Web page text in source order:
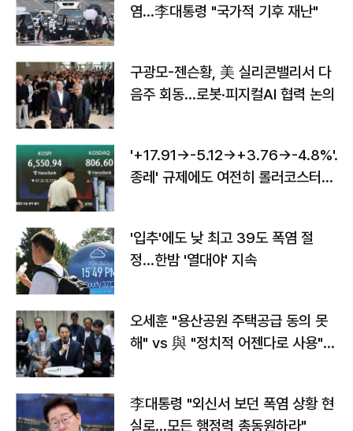
염…李대통령 "국가적 기후 재난"
구광모-젠슨황, 美 실리콘밸리서 다
음주 회동…로봇·피지컬AI 협력 논의
'+17.91→-5.12→+3.76→-4.8%'…'
종레' 규제에도 여전히 롤러코스터
'입추'에도 낮 최고 39도 폭염 절
정…한밤 '열대야' 지속
오세훈 "용산공원 주택공급 동의 못
해" vs 與 "정치적 어젠다로 사용"
李대통령 "외신서 보던 폭염 상황 현
실로…모든 행정력 총동원하라"